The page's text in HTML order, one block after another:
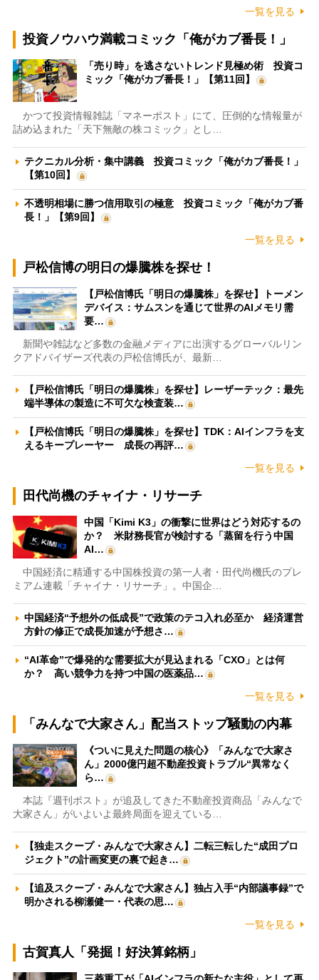
一覧を見る
投資ノウハウ満載コミック「俺がカブ番長！」
「売り時」を逃さないトレンド見極め術 投資コ
ミック「俺がカブ番長！」【第11回】
かつて投資情報雑誌「マネーポスト」にて、圧倒的な情報量が
詰め込まれた「天下無敵の株コミック」とし…
テクニカル分析・集中講義 投資コミック「俺がカブ番長！」
【第10回】
不透明相場に勝つ信用取引の極意 投資コミック「俺がカブ番
長！」【第9回】
一覧を見る
戸松信博の明日の爆騰株を探せ！
【戸松信博氏「明日の爆騰株」を探せ】トーメン
デバイス：サムスンを通じて世界のAIメモリ需
要…
新聞や雑誌など多数の金融メディアに出演するグローバルリン
クアドバイザーズ代表の戸松信博氏が、最新…
【戸松信博氏「明日の爆騰株」を探せ】レーザーテック：最先
端半導体の製造に不可欠な検査装…
【戸松信博氏「明日の爆騰株」を探せ】TDK：AIインフラを支
えるキープレーヤー 成長の再評…
一覧を見る
田代尚機のチャイナ・リサーチ
中国「Kimi K3」の衝撃に世界はどう対応するの
か？ 米財務長官が検討する「蒸留を行う中国
AI…
中国経済に精通する中国株投資の第一人者・田代尚機氏のプレ
ミアム連載「チャイナ・リサーチ」。中国企…
中国経済“予想外の低成長”で政策のテコ入れ必至か 経済運営
方針の修正で成長加速が予想さ…
“AI革命”で爆発的な需要拡大が見込まれる「CXO」とは何
か？ 高い競争力を持つ中国の医薬品…
一覧を見る
「みんなで大家さん」配当ストップ騒動の内幕
《ついに見えた問題の核心》「みんなで大家さ
ん」2000億円超不動産投資トラブル“異常なく
ら…
本誌『週刊ポスト』が追及してきた不動産投資商品「みんなで
大家さん」がいよいよ最終局面を迎えている…
【独走スクープ・みんなで大家さん】二転三転した“成田プロ
ジェクト”の計画変更の裏で起き…
【追及スクープ・みんなで大家さん】独占入手“内部議事録”で
明かされる柳瀬健一・代表の思…
一覧を見る
古賀真人「発掘！好決算銘柄」